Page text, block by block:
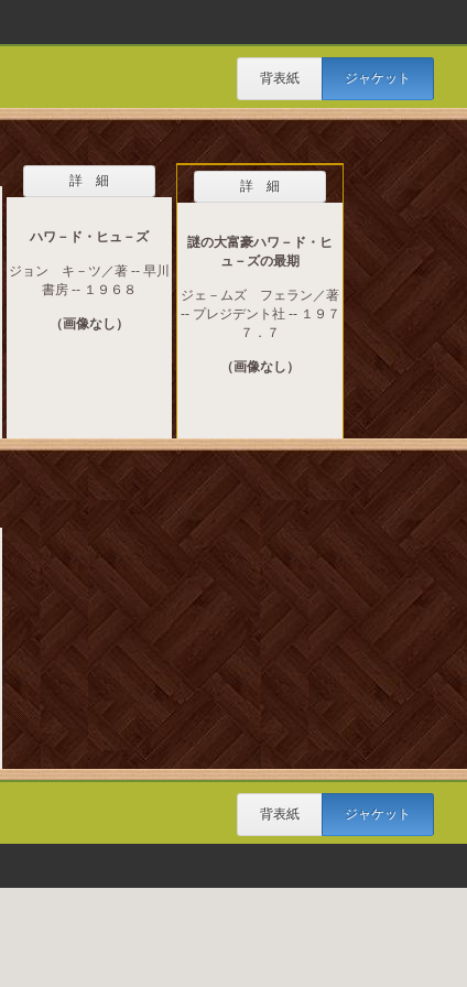
背表紙 ジャケット
詳 細
ハワ－ド・ヒュ－ズ
ジョン キ－ツ／著 -- 早川
書房 -- １９６８
（画像なし）
詳 細
謎の大富豪ハワ－ド・ヒ
ュ－ズの最期
ジェ－ムズ フェラン／著
-- プレジデント社 -- １９７
７．７
（画像なし）
背表紙 ジャケット